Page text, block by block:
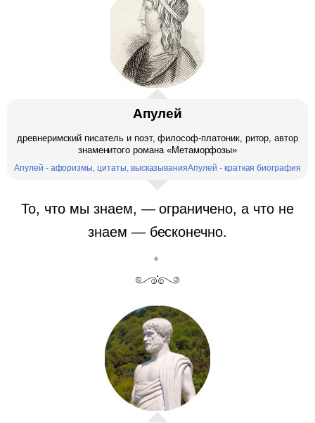
Апулей
древнеримский писатель и поэт, философ-платоник, ритор, автор
знаменитого романа «Метаморфозы»
Апулей - афоризмы, цитаты, высказыванияАпулей - краткая биография
То, что мы знаем, — ограничено, а что не
знаем — бесконечно.